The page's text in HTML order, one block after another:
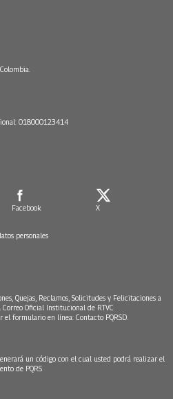
018000123414
Facebook X
personales
Quejas, Reclamos, Solicitudes y Felicitaciones a
Oficial Institucional de RTVC
el formulario en línea: Contacto PQRSD.
un código con el cual usted podrá realizar el
de PQRS